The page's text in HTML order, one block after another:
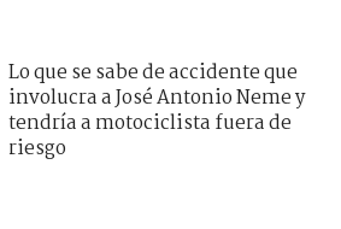
Lo que se sabe de accidente que
involucra a José Antonio Neme y
tendría a motociclista fuera de
riesgo